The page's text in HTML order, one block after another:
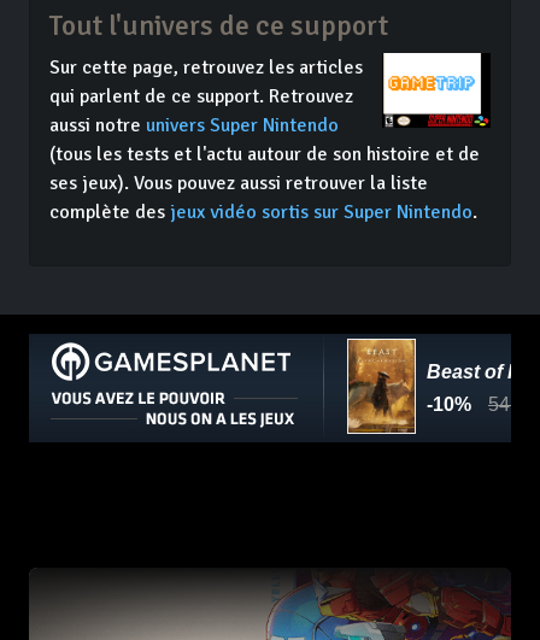
Tout l'univers de ce support
Sur cette page, retrouvez les articles
qui parlent de ce support. Retrouvez
aussi notre univers Super Nintendo
(tous les tests et l'actu autour de son histoire et de
ses jeux). Vous pouvez aussi retrouver la liste
complète des jeux vidéo sortis sur Super Nintendo.